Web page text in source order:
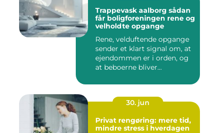
Trappevask aalborg sådan
får boligforeningen rene og
velholdte opgange
Rene, velduftende opgange
sender et klart signal om, at
ejendommen er i orden, og
at beboerne bliver...
30. jun
Privat rengøring: mere tid,
mindre stress i hverdagen